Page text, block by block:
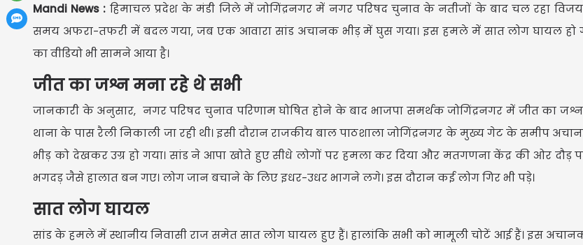
Mandi News : हिमाचल प्रदेश के मंडी जिले में जोगिंद्रनगर में नगर परिषद चुनाव के नतीजों के बाद चल रहा
समय अफरा-तफरी में बदल गया, जब एक आवारा सांड अचानक भीड़ में घुस गया। इस हमले में सात लोग घायल हो
का वीडियो भी सामने आया है।
जीत का जश्न मना रहे थे सभी
जानकारी के अनुसार, नगर परिषद चुनाव परिणाम घोषित होने के बाद भाजपा समर्थक जोगिंद्रनगर में जीत का
थाना के पास रैली निकाली जा रही थी। इसी दौरान राजकीय बाल पाठशाला जोगिंद्रनगर के मुख्य गेट के समीप
भीड़ को देखकर उग्र हो गया। सांड ने आपा खोते हुए सीधे लोगों पर हमला कर दिया और मतगणना केंद्र की ओर दौड़
भगदड़ जैसे हालात बन गए। लोग जान बचाने के लिए इधर-उधर भागने लगे। इस दौरान कई लोग गिर भी पड़े।
सात लोग घायल
सांड के हमले में स्थानीय निवासी राज समेत सात लोग घायल हुए हैं। हालांकि सभी को मामूली चोटें आई हैं। इस